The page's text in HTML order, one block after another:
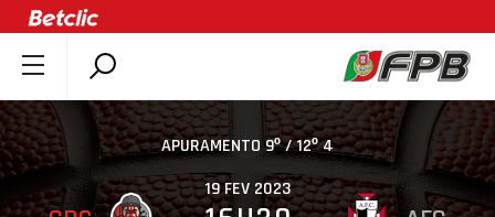
SOBRE A FPB
DOCUMENTOS
ÚLTIMAS
APURAMENTO 9º / 12º 4
19 FEV 2023